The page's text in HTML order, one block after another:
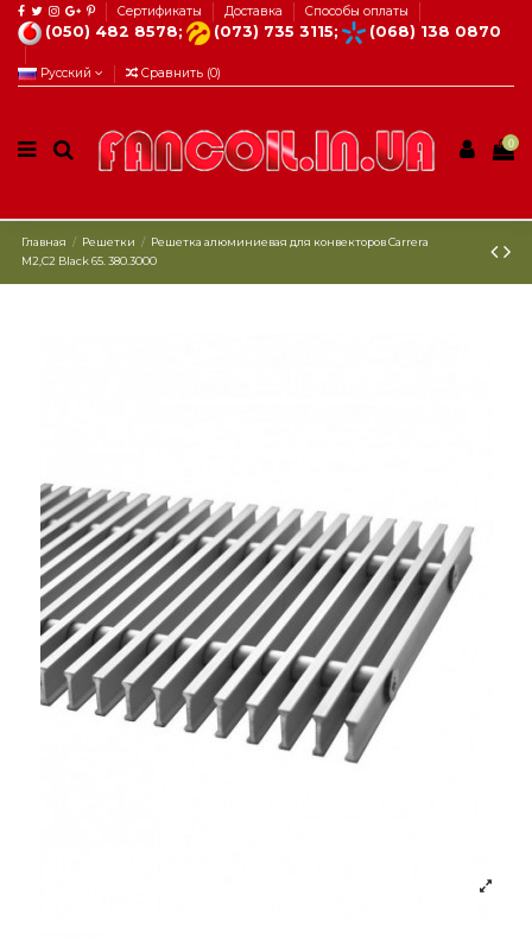
Сертификаты Доставка Способы оплаты
(050) 482 8578; (073) 735 3115; (068) 138 0870
Русский Сравнить (0)
0
Главная Решетки
Решетка алюминиевая для конвекторов Carrera
М2,С2 Black 65. 380.3000